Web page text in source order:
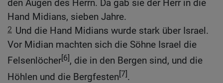
den Augen des Herrn. Da gab sie der Herr in die
Hand Midians, sieben Jahre.
2 Und die Hand Midians wurde stark über Israel.
Vor Midian machten sich die Söhne Israel die
Felsenlöcher[6], die in den Bergen sind, und die
Höhlen und die Bergfesten[7].